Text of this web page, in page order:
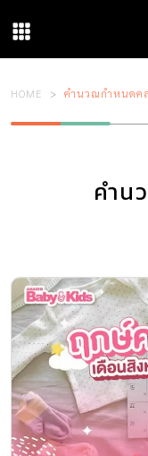
HOME คำนวณกำหนดค
คำน